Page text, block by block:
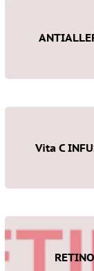
Vita C